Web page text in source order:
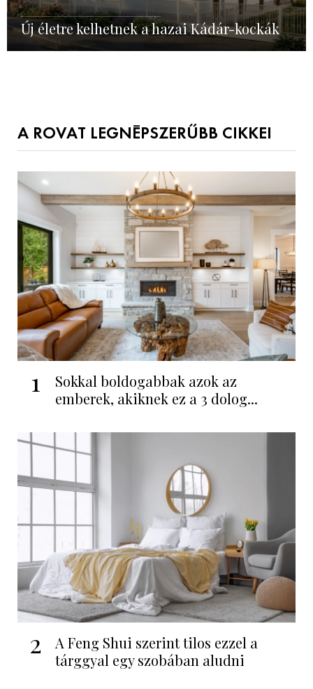
Új életre kelhetnek a hazai Kádár-kockák
A ROVAT LEGNÉPSZERŰBB CIKKEI
1
Sokkal boldogabbak azok az
emberek, akiknek ez a 3 dolog...
2
A Feng Shui szerint tilos ezzel a
tárggyal egy szobában aludni